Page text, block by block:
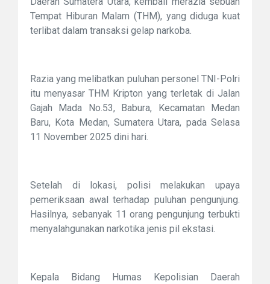
Tempat Hiburan Malam (THM), yang diduga kuat
terlibat dalam transaksi gelap narkoba.
Razia yang melibatkan puluhan personel TNI-Polri
itu menyasar THM Kripton yang terletak di Jalan
Gajah Mada No.53, Babura, Kecamatan Medan
Baru, Kota Medan, Sumatera Utara, pada Selasa
11 November 2025 dini hari.
Setelah di lokasi, polisi melakukan upaya
pemeriksaan awal terhadap puluhan pengunjung.
Hasilnya, sebanyak 11 orang pengunjung terbukti
menyalahgunakan narkotika jenis pil ekstasi.
Kepala Bidang Humas Kepolisian Daerah